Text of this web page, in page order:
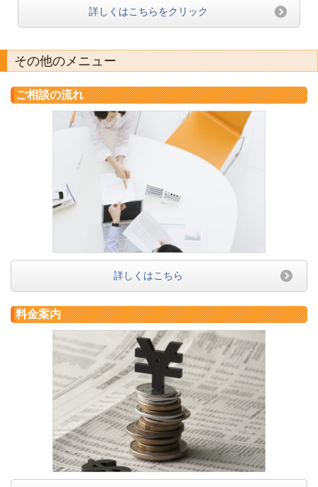
詳しくはこちらをクリック
その他のメニュー
ご相談の流れ
詳しくはこちら
料金案内